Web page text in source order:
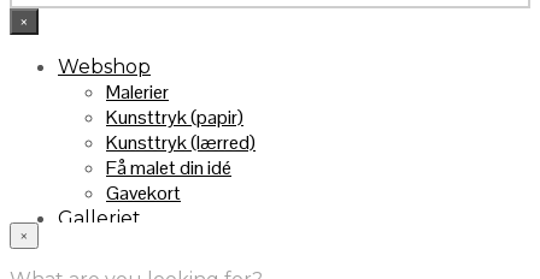
×
Webshop
Malerier
Kunsttryk (papir)
Kunsttryk (lærred)
Få malet din idé
Gavekort
Galleriet
Handelsebetingelser
×